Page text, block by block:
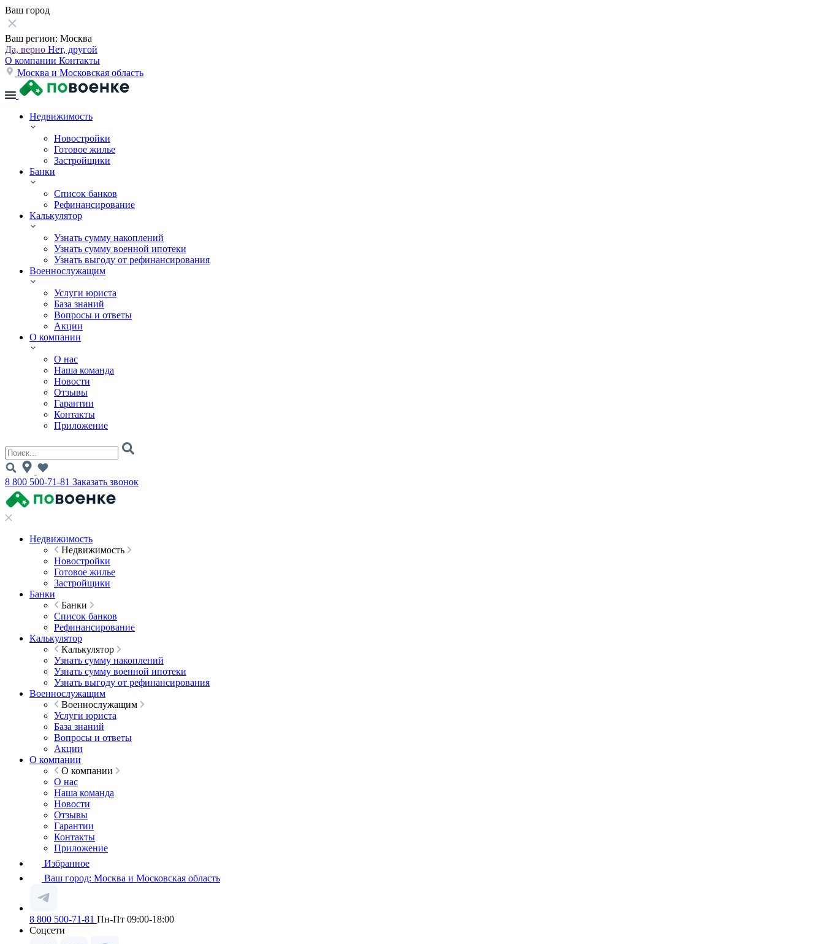
Ваш город
Ваш регион: Москва
Да, верно Нет, другой
О компании Контакты
Москва и Московская область
Недвижимость
Новостройки
Готовое жилье
Застройщики
Банки
Список банков
Рефинансирование
Калькулятор
Узнать сумму накоплений
Узнать сумму военной ипотеки
Узнать выгоду от рефинансирования
Военнослужащим
Услуги юриста
База знаний
Вопросы и ответы
Акции
О компании
О нас
Наша команда
Новости
Отзывы
Гарантии
Контакты
Приложение
8 800 500-71-81 Заказать звонок
Недвижимость
Недвижимость
Новостройки
Готовое жилье
Застройщики
Банки
Банки
Список банков
Рефинансирование
Калькулятор
Калькулятор
Узнать сумму накоплений
Узнать сумму военной ипотеки
Узнать выгоду от рефинансирования
Военнослужащим
Военнослужащим
Услуги юриста
База знаний
Вопросы и ответы
Акции
О компании
О компании
О нас
Наша команда
Новости
Отзывы
Гарантии
Контакты
Приложение
Избранное
Ваш город: Москва и Московская область
8 800 500-71-81 Пн-Пт 09:00-18:00
Соцсети